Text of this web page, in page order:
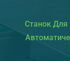
Станок